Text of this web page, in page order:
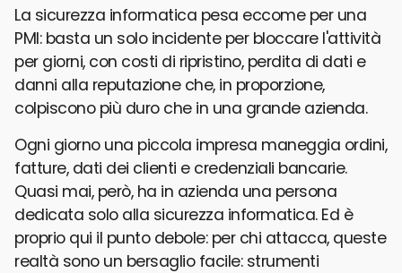
La sicurezza informatica pesa eccome per una
PMI: basta un solo incidente per bloccare l'attività
per giorni, con costi di ripristino, perdita di dati e
danni alla reputazione che, in proporzione,
colpiscono più duro che in una grande azienda.
Ogni giorno una piccola impresa maneggia ordini,
fatture, dati dei clienti e credenziali bancarie.
Quasi mai, però, ha in azienda una persona
dedicata solo alla sicurezza informatica. Ed è
proprio qui il punto debole: per chi attacca, queste
realtà sono un bersaglio facile: strumenti